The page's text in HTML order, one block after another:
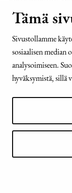
Tämä
Sivustollamme
sosiaalisen median
analysoimiseen.
hyväksymistä,
4.7.2022
Tasavallan
Alivaltiosihteeri
esitykseen laeiksi
sekä